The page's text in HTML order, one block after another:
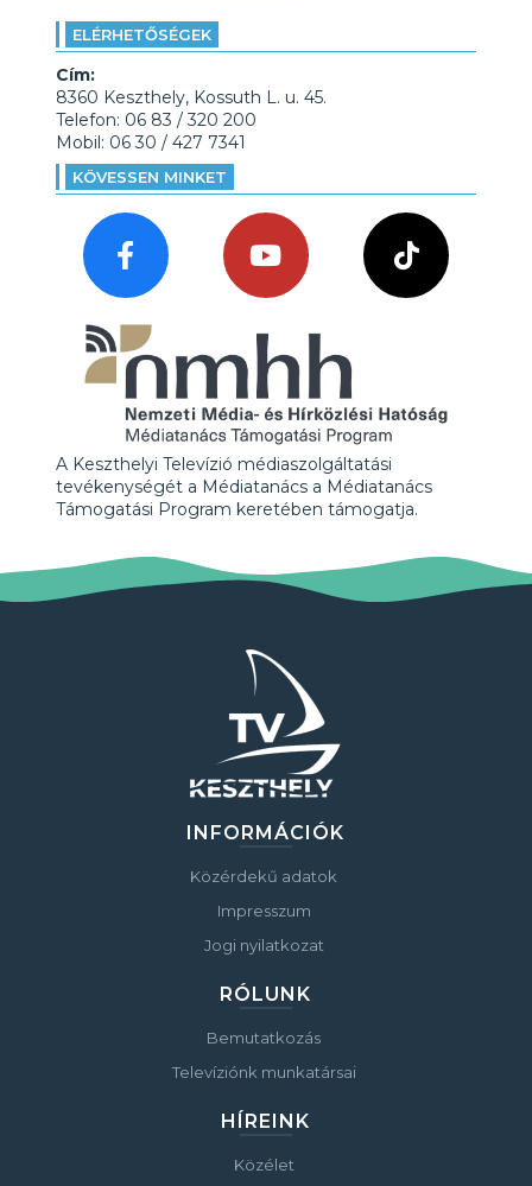
ELÉRHETŐSÉGEK
Cím:
8360 Keszthely, Kossuth L. u. 45.
Telefon: 06 83 / 320 200
Mobil: 06 30 / 427 7341
KÖVESSEN MINKET
A Keszthelyi Televízió médiaszolgáltatási
tevékenységét a Médiatanács a Médiatanács
Támogatási Program keretében támogatja.
INFORMÁCIÓK
Közérdekű adatok
Impresszum
Jogi nyilatkozat
RÓLUNK
Bemutatkozás
Televíziónk munkatársai
HÍREINK
Közélet